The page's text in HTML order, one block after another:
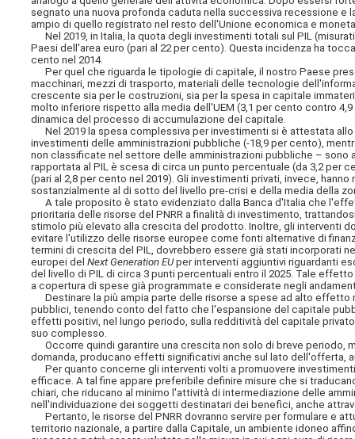
segnato una nuova profonda caduta nella successiva recessione
ampio di quello registrato nel resto dell'Unione economica e
Nel 2019, in Italia, la quota degli investimenti totali sul PIL
Paesi dell'area euro (pari al 22 per cento). Questa incidenza ha
cento nel 2014.
Per quel che riguarda le tipologie di capitale, il nostro Paese
macchinari, mezzi di trasporto, materiali delle tecnologie
crescente sia per le costruzioni, sia per la spesa in capitale
molto inferiore rispetto alla media dell'UEM (3,1 per cento contro
dinamica del processo di accumulazione del capitale.
Nel 2019 la spesa complessiva per investimenti si è attestata
investimenti delle amministrazioni pubbliche (-18,9 per cento),
non classificate nel settore delle amministrazioni pubbliche – sono
rapportata al PIL è scesa di circa un punto percentuale (da 3,2 per
(pari al 2,8 per cento nel 2019). Gli investimenti privati, invece,
sostanzialmente al di sotto del livello pre-crisi e della media della
A tale proposito è stato evidenziato dalla Banca d'Italia che
prioritaria delle risorse del PNRR a finalità di investimento,
stimolo più elevato alla crescita del prodotto. Inoltre, gli interventi
evitare l'utilizzo delle risorse europee come fonti alternative di
termini di crescita del PIL, dovrebbero essere già stati incorporati
europei delNext Generation EUper interventi aggiuntivi riguardanti
del livello di PIL di circa 3 punti percentuali entro il 2025. Tale
a copertura di spese già programmate e considerate negli
Destinare la più ampia parte delle risorse a spese ad alto
pubblici, tenendo conto del fatto che l'espansione del capitale
effetti positivi, nel lungo periodo, sulla redditività del capitale
suo complesso.
Occorre quindi garantire una crescita non solo di breve periodo,
domanda, producano effetti significativi anche sul lato
Per quanto concerne gli interventi volti a promuovere
efficace. A tal fine appare preferibile definire misure che si
chiari, che riducano al minimo l'attività di intermediazione delle
nell'individuazione dei soggetti destinatari dei benefìci, anche
Pertanto, le risorse del PNRR dovranno servire per formulare e
territorio nazionale, a partire dalla Capitale, un ambiente idoneo